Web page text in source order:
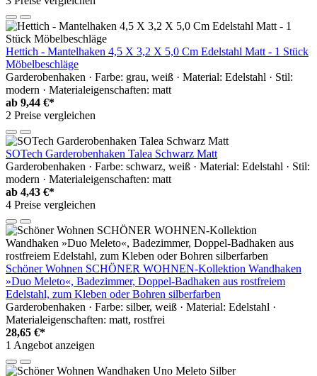
Hettich - Mantelhaken 4,5 X 3,2 X 5,0 Cm Edelstahl Matt - 1 Stück
Möbelbeschläge
Garderobenhaken · Farbe: grau, weiß · Material: Edelstahl · Stil:
modern · Materialeigenschaften: matt
ab 9,44 €*
2 Preise vergleichen
SOTech Garderobenhaken Talea Schwarz Matt
Garderobenhaken · Farbe: schwarz, weiß · Material: Edelstahl · Stil:
modern · Materialeigenschaften: matt
ab 4,43 €*
4 Preise vergleichen
Schöner Wohnen SCHÖNER WOHNEN-Kollektion Wandhaken
»Duo Meleto«, Badezimmer, Doppel-Badhaken aus rostfreiem
Edelstahl, zum Kleben oder Bohren silberfarben
Garderobenhaken · Farbe: silber, weiß · Material: Edelstahl ·
Materialeigenschaften: matt, rostfrei
28,65 €*
1 Angebot anzeigen